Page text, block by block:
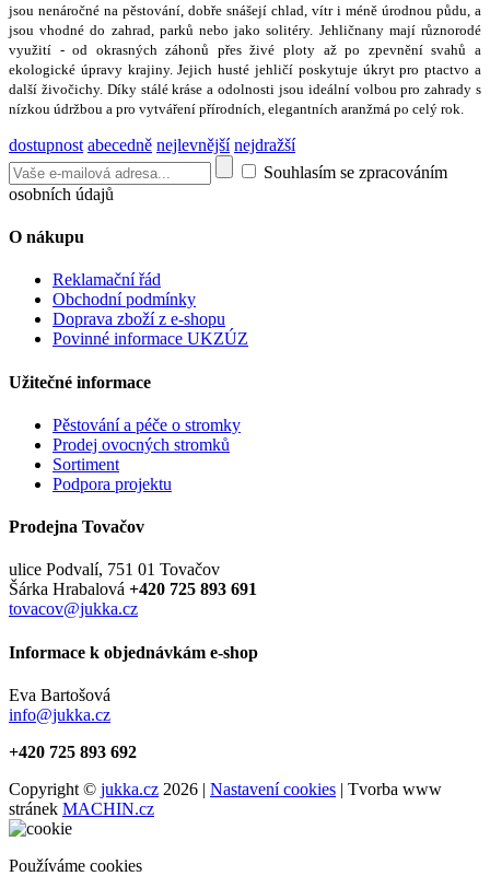
jsou nenáročné na pěstování, dobře snášejí chlad, vítr i méně úrodnou půdu, a
jsou vhodné do zahrad, parků nebo jako solitéry. Jehličnany mají různorodé
využití - od okrasných záhonů přes živé ploty až po zpevnění svahů a
ekologické úpravy krajiny. Jejich husté jehličí poskytuje úkryt pro ptactvo a
další živočichy. Díky stálé kráse a odolnosti jsou ideální volbou pro zahrady s
nízkou údržbou a pro vytváření přírodních, elegantních aranžmá po celý rok.
dostupnost abecedně nejlevnější nejdražší
Souhlasím se zpracováním
osobních údajů
O nákupu
Reklamační řád
Obchodní podmínky
Doprava zboží z e-shopu
Povinné informace UKZÚZ
Užitečné informace
Pěstování a péče o stromky
Prodej ovocných stromků
Sortiment
Podpora projektu
Prodejna Tovačov
ulice Podvalí, 751 01 Tovačov
Šárka Hrabalová +420 725 893 691
tovacov@jukka.cz
Informace k objednávkám e-shop
Eva Bartošová
info@jukka.cz
+420 725 893 692
Copyright © jukka.cz 2026 | Nastavení cookies | Tvorba www
stránek MACHIN.cz
Používáme cookies